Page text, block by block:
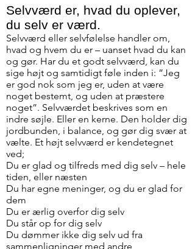
Selvværd er, hvad du oplever,
du selv er værd.
Selvværd eller selvfølelse handler om,
hvad og hvem du er – uanset hvad du kan
og gør. Har du et godt selvværd, kan du
sige højt og samtidigt føle inden i: ”Jeg
er god nok som jeg er, uden at være
noget bestemt, og uden at præstere
noget”. Selvværdet beskrives som en
indre søjle. Eller en kerne. Den holder dig
jordbunden, i balance, og gør dig svær at
vælte. Et højt selvværd er kendetegnet
ved;
Du er glad og tilfreds med dig selv – hele
tiden, eller næsten
Du har egne meninger, og du er glad for
dem
Du er ærlig overfor dig selv
Du står op for dig selv
Du dømmer ikke dig selv ud fra
sammenligninger med andre